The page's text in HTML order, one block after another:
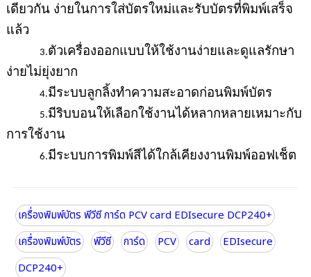
เดียวกัน ง่ายในการใส่บัตรใหม่และรับบัตรที่พิมพ์เสร็จ
แล้ว
3.ตัวเครื่องออกแบบให้ใช้งานง่ายและดูแลรักษา
ง่ายไม่ยุ่งยาก
4.มีระบบลูกลิ้งทำความสะอาดก่อนพิมพ์บัตร
5.มีริบบอนให้เลือกใช้งานได้หลากหลายเหมาะกับ
การใช้งาน
6.มีระบบการพิมพ์สีได้ใกล้เคียงงานพิมพ์ออฟเช็ต
เครื่องพิมพ์บัตร พีวีซี การ์ด PCV card EDIsecure DCP240+
เครื่องพิมพ์บัตร
พีวีซี การ์ด PCV card
EDIsecure
DCP240+